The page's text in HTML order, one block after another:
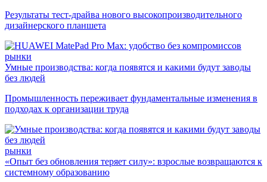
Результаты тест-драйва нового высокопроизводительного
дизайнерского планшета
рынки
Умные производства: когда появятся и какими будут заводы
без людей
Промышленность переживает фундаментальные изменения в
подходах к организации труда
рынки
«Опыт без обновления теряет силу»: взрослые возвращаются к
системному образованию